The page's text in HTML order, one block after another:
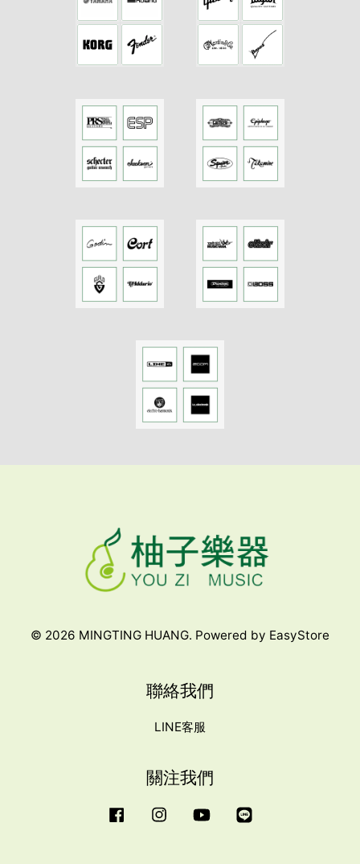
© 2026 MINGTING HUANG. Powered by EasyStore
聯絡我們
LINE客服
關注我們
FacebookInstagramYouTube